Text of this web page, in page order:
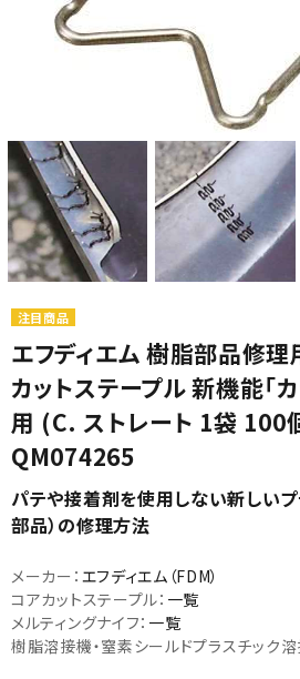
カテゴリから選ぶ
メーカーから選ぶ
ガレージ機器
補助金で購入
注目商品
エフディエム 樹脂部品修
カットステープル 新機能「
用 (C. ストレート 1袋 100
QM074265
パテや接着剤を使用しない新しいプ
部品）の修理方法
メーカー： エフディエム（FDM）
コアカットステープル： 一覧
メルティングナイフ： 一覧
樹脂溶接機・窒素シールドプラスチック溶